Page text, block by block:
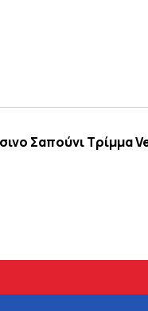
Σαπούνι Τρίμμα